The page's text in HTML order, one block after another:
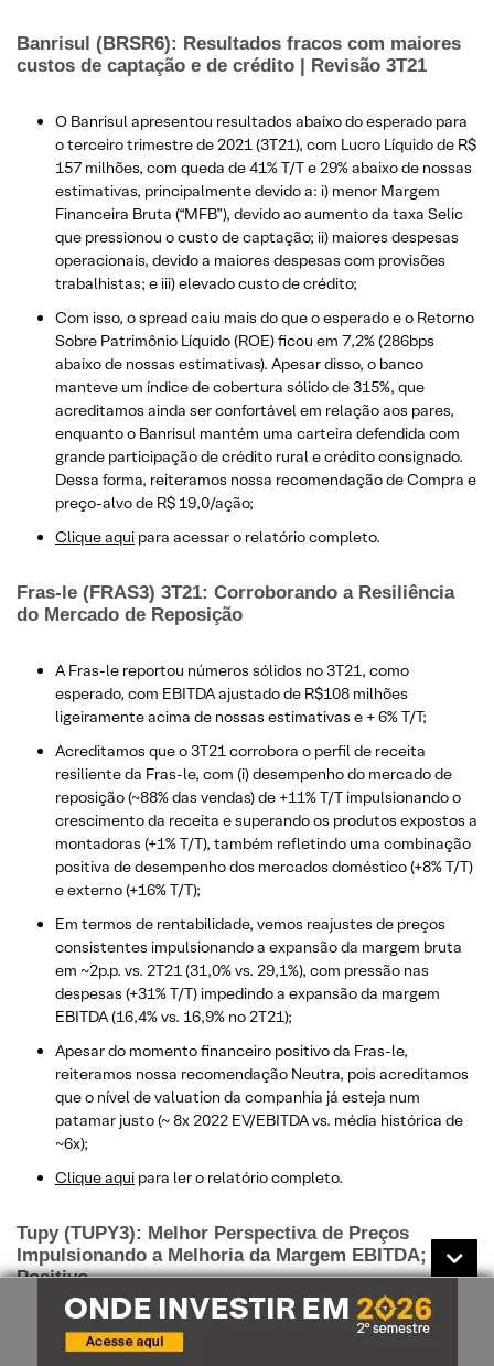
Banrisul (BRSR6): Resultados fracos com maiores
custos de captação e de crédito | Revisão 3T21
O Banrisul apresentou resultados abaixo do esperado para
o terceiro trimestre de 2021 (3T21), com Lucro Líquido de R$
157 milhões, com queda de 41% T/T e 29% abaixo de nossas
estimativas, principalmente devido a: i) menor Margem
Financeira Bruta (“MFB”), devido ao aumento da taxa Selic
que pressionou o custo de captação; ii) maiores despesas
operacionais, devido a maiores despesas com provisões
trabalhistas; e iii) elevado custo de crédito;
Com isso, o spread caiu mais do que o esperado e o Retorno
Sobre Patrimônio Líquido (ROE) ficou em 7,2% (286bps
abaixo de nossas estimativas). Apesar disso, o banco
manteve um índice de cobertura sólido de 315%, que
acreditamos ainda ser confortável em relação aos pares,
enquanto o Banrisul mantém uma carteira defendida com
grande participação de crédito rural e crédito consignado.
Dessa forma, reiteramos nossa recomendação de Compra e
preço-alvo de R$ 19,0/ação;
Clique aqui para acessar o relatório completo.
Fras-le (FRAS3) 3T21: Corroborando a Resiliência
do Mercado de Reposição
A Fras-le reportou números sólidos no 3T21, como
esperado, com EBITDA ajustado de R$108 milhões
ligeiramente acima de nossas estimativas e + 6% T/T;
Acreditamos que o 3T21 corrobora o perfil de receita
resiliente da Fras-le, com (i) desempenho do mercado de
reposição (~88% das vendas) de +11% T/T impulsionando o
crescimento da receita e superando os produtos expostos a
montadoras (+1% T/T), também refletindo uma combinação
positiva de desempenho dos mercados doméstico (+8% T/T)
e externo (+16% T/T);
Em termos de rentabilidade, vemos reajustes de preços
consistentes impulsionando a expansão da margem bruta
em ~2p.p. vs. 2T21 (31,0% vs. 29,1%), com pressão nas
despesas (+31% T/T) impedindo a expansão da margem
EBITDA (16,4% vs. 16,9% no 2T21);
Apesar do momento financeiro positivo da Fras-le,
reiteramos nossa recomendação Neutra, pois acreditamos
que o nível de valuation da companhia já esteja num
patamar justo (~ 8x 2022 EV/EBITDA vs. média histórica de
~6x);
Clique aqui para ler o relatório completo.
Tupy (TUPY3): Melhor Perspectiva de Preços
Impulsionando a Melhoria da Margem EBITDA;
Positivo
A Tupy reportou resultados sólidos no 3T21, com EBITDA
ajustado de R$289 milhões apresentando aumento de 56%